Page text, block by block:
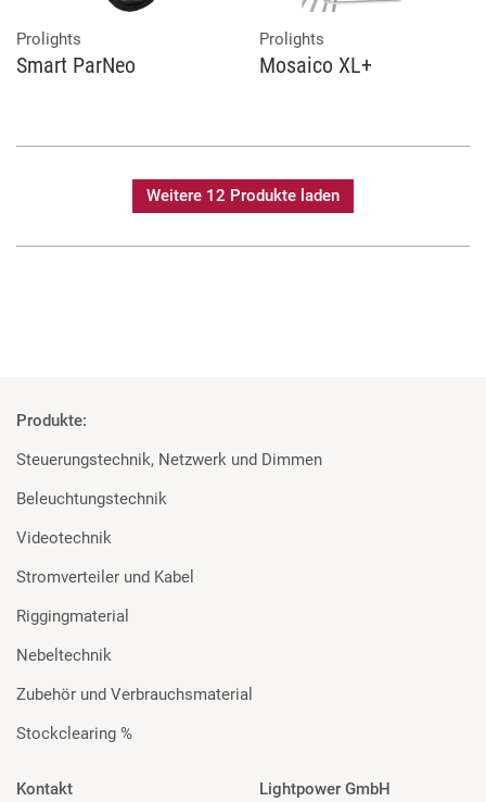
Prolights
Smart ParNeo
Prolights
Mosaico XL+
Weitere 12 Produkte laden
Produkte:
Steuerungstechnik, Netzwerk und Dimmen
Beleuchtungstechnik
Videotechnik
Stromverteiler und Kabel
Riggingmaterial
Nebeltechnik
Zubehör und Verbrauchsmaterial
Stockclearing %
Kontakt
Lightpower GmbH